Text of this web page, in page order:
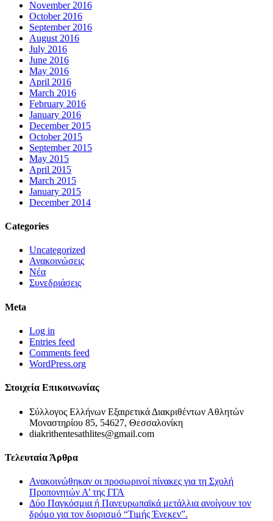
November 2016
October 2016
September 2016
August 2016
July 2016
June 2016
May 2016
April 2016
March 2016
February 2016
January 2016
December 2015
October 2015
September 2015
May 2015
April 2015
March 2015
January 2015
December 2014
Categories
Uncategorized
Ανακοινώσεις
Νέα
Συνεδριάσεις
Meta
Log in
Entries feed
Comments feed
WordPress.org
Στοιχεία Επικοινωνίας
Σύλλογος Ελλήνων Εξαιρετικά Διακριθέντων Αθλητών
Μοναστηρίου 85, 54627, Θεσσαλονίκη
diakrithentesathlites@gmail.com
Τελευταία Άρθρα
Ανακοινώθηκαν οι προσωρινοί πίνακες για τη Σχολή
Προπονητών Α’ της ΓΓΑ
Δύο Παγκόσμια ή Πανευρωπαϊκά μετάλλια ανοίγουν τον
δρόμο για τον διορισμό “Τιμής Ένεκεν”.